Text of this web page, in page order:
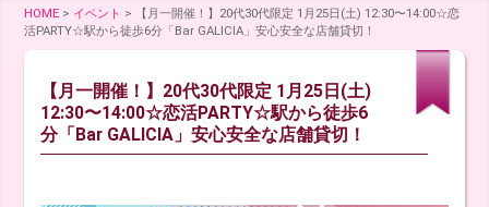
HOME > イベント >
【月一開催！】20代30代限定 1月25日(土) 12:30〜14:00☆恋
活PARTY☆駅から徒歩6分「Bar GALICIA」安心安全な店舗貸切！
【月一開催！】20代30代限定 1月25日(土)
12:30〜14:00☆恋活PARTY☆駅から徒歩6
分「Bar GALICIA」安心安全な店舗貸切！